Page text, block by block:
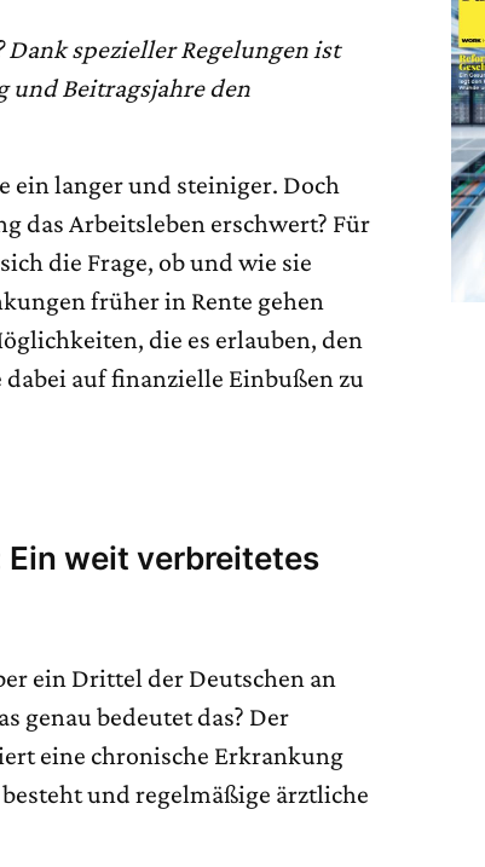
spezieller Regelungen ist
und Beitragsjahre den
ein langer und steiniger. Doch
das Arbeitsleben erschwert? Für
die Frage, ob und wie sie
früher in Rente gehen
die es erlauben, den
auf finanzielle Einbußen zu
weit verbreitetes
ein Drittel der Deutschen an
genau bedeutet das? Der
eine chronische Erkrankung
und regelmäßige ärztliche